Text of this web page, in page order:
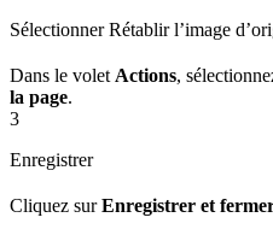
Sélectionner Rétablir l’image
Dans le volet Actions,
la page.
3
Enregistrer
Cliquez surEnregistrer et